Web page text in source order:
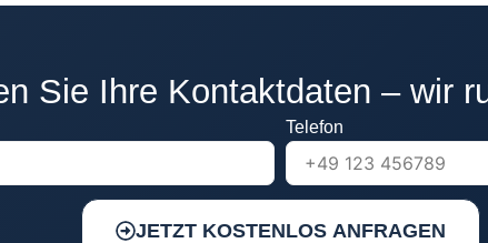
Sie Ihre Kontaktdaten – wir
Telefon
JETZT KOSTENLOS ANFRAGEN